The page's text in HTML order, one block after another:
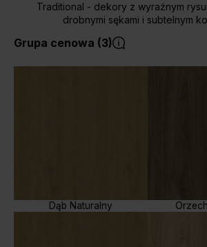
Traditional - dekory z wyraźnym
drobnymi sękami i subtelnym
Grupa cenowa (3)
Dąb Naturalny